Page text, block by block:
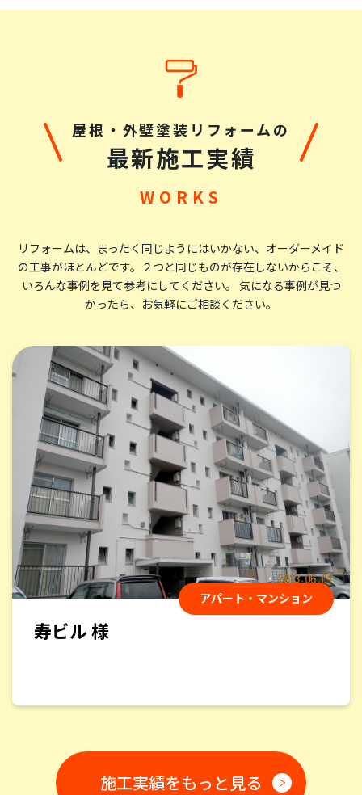
屋根・外壁塗装リフォームの
最新施工実績
リフォームは、まったく同じようにはいかない、オーダーメイド
の工事がほとんどです。 ２つと同じものが存在しないからこそ、
いろんな事例を見て参考にしてください。 気になる事例が見つ
かったら、お気軽にご相談ください。
min若葉 様
アパート・マンション
施工実績をもっと見る